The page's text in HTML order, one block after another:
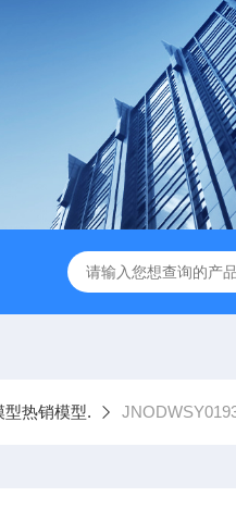
人源肿瘤组织异种移植（
型热销模型.